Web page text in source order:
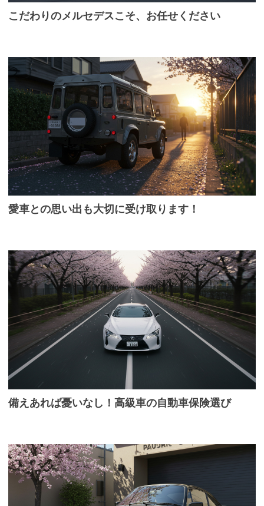
こだわりのメルセデスこそ、お任せください
愛車との思い出も大切に受け取ります！
備えあれば憂いなし！高級車の自動車保険選び